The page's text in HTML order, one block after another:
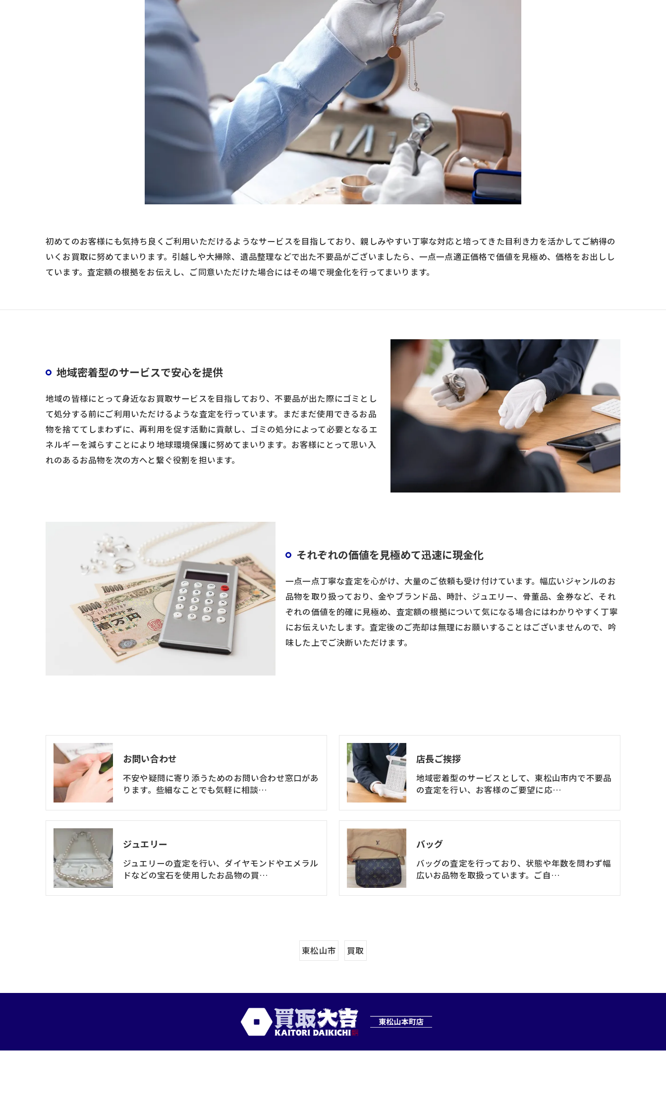
初めてのお客様にも気持ち良くご利用いただけるようなサービスを目指しており、親しみやすい丁寧な対応と培ってきた目利き力を活かしてご納得の
いくお買取に努めてまいります。引越しや大掃除、遺品整理などで出た不要品がございましたら、一点一点適正価格で価値を見極め、価格をお出しし
ています。査定額の根拠をお伝えし、ご同意いただけた場合にはその場で現金化を行ってまいります。
地域密着型のサービスで安心を提供
地域の皆様にとって身近なお買取サービスを目指しており、不要品が出た際にゴミとし
て処分する前にご利用いただけるような査定を行っています。まだまだ使用できるお品
物を捨ててしまわずに、再利用を促す活動に貢献し、ゴミの処分によって必要となるエ
ネルギーを減らすことにより地球環境保護に努めてまいります。お客様にとって思い入
れのあるお品物を次の方へと繋ぐ役割を担います。
それぞれの価値を見極めて迅速に現金化
一点一点丁寧な査定を心がけ、大量のご依頼も受け付けています。幅広いジャンルのお
品物を取り扱っており、金やブランド品、時計、ジュエリー、骨董品、金券など、それ
ぞれの価値を的確に見極め、査定額の根拠について気になる場合にはわかりやすく丁寧
にお伝えいたします。査定後のご売却は無理にお願いすることはございませんので、吟
味した上でご決断いただけます。
お問い合わせ
不安や疑問に寄り添うためのお問い合わせ窓口があ
ります。些細なことでも気軽に相談…
店長ご挨拶
地域密着型のサービスとして、東松山市内で不要品
の査定を行い、お客様のご要望に応…
ジュエリー
ジュエリーの査定を行い、ダイヤモンドやエメラル
ドなどの宝石を使用したお品物の買…
バッグ
バッグの査定を行っており、状態や年数を問わず幅
広いお品物を取扱っています。ご自…
東松山市 買取